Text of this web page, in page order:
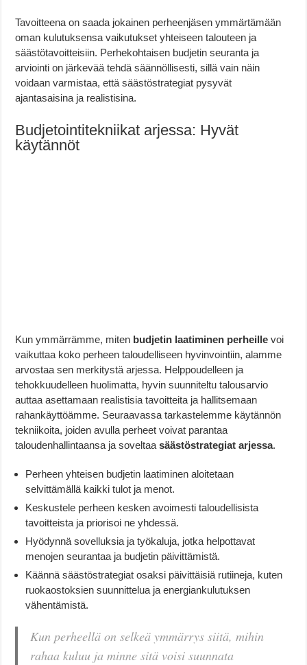
Tavoitteena on saada jokainen perheenjäsen ymmärtämään
oman kulutuksensa vaikutukset yhteiseen talouteen ja
säästötavoitteisiin. Perhekohtaisen budjetin seuranta ja
arviointi on järkevää tehdä säännöllisesti, sillä vain näin
voidaan varmistaa, että säästöstrategiat pysyvät
ajantasaisina ja realistisina.
Budjetointitekniikat arjessa: Hyvät
käytännöt
Kun ymmärrämme, miten budjetin laatiminen perheille voi
vaikuttaa koko perheen taloudelliseen hyvinvointiin, alamme
arvostaa sen merkitystä arjessa. Helppoudelleen ja
tehokkuudelleen huolimatta, hyvin suunniteltu talousarvio
auttaa asettamaan realistisia tavoitteita ja hallitsemaan
rahankäyttöämme. Seuraavassa tarkastelemme käytännön
tekniikoita, joiden avulla perheet voivat parantaa
taloudenhallintaansa ja soveltaasäästöstrategiat arjessa.
Perheen yhteisen budjetin laatiminen aloitetaan
selvittämällä kaikki tulot ja menot.
Keskustele perheen kesken avoimesti taloudellisista
tavoitteista ja priorisoi ne yhdessä.
Hyödynnä sovelluksia ja työkaluja, jotka helpottavat
menojen seurantaa ja budjetin päivittämistä.
Käännä säästöstrategiat osaksi päivittäisiä rutiineja, kuten
ruokaostoksien suunnittelua ja energiankulutuksen
vähentämistä.
Kun perheellä on selkeä ymmärrys siitä, mihin
rahaa kuluu ja minne sitä voisi suunnata